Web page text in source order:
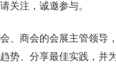
关注，诚邀参与。
、商会的会展主管领导
势、分享最佳实践，并